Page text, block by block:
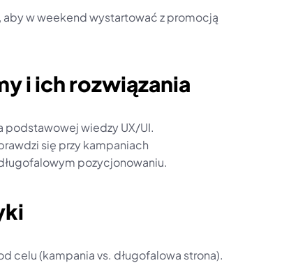
aby w weekend wystartować z promocją
i ich rozwiązania
podstawowej wiedzy UX/UI.
się przy kampaniach
pozycjonowaniu.
celu (kampania vs. długofalowa strona).